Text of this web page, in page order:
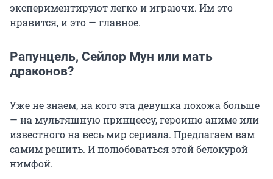
экспериментируют легко и играючи. Им это
нравится, и это — главное.
Рапунцель, Сейлор Мун или мать
драконов?
Уже не знаем, на кого эта девушка похожа больше
— на мультяшную принцессу, героиню аниме или
известного на весь мир сериала. Предлагаем вам
самим решить. И полюбоваться этой белокурой
нимфой.